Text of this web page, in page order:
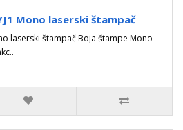
Mono laserski štampač
laserski štampač Boja štampe Mono